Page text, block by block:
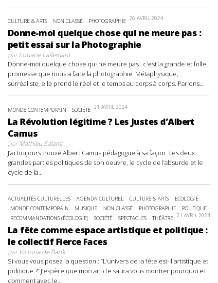
CULTURE & ARTS NON CLASSÉ PHOTOGRAPHIE 26 AVRIL 2024
Donne-moi quelque chose qui ne meure pas :
petit essai sur la Photographie
parLouane Lallemant
Donne-moi quelque chose qui ne meure pas : c'est la grande et folle
promesse que nous a faite la photographie. Métaphysique,
surréaliste, elle prend le réel et le temps au corps à corps. Parlons...
MONDE CONTEMPORAIN SOCIÉTÉ 21 AVRIL 2024
La Révolution légitime ? Les Justes d’Albert
Camus
parMathieu Salami
J’ai toujours trouvé Albert Camus pédagogue à sa façon. Les deux
grandes parties politiques de son oeuvre, le cycle de l’absurde et le
cycle de la...
ACTUALITÉS CULTURELLES AGENDA CULTUREL CULTURE & ARTS
ECOLOGIE
MONDE CONTEMPORAIN
MUSIQUE NON CLASSÉ PHOTOGRAPHIE
POLITIQUE
RECOMMANDATIONS (ÉCOLOGIE)
SOCIÉTÉ SPECTACLES THÉÂTRE 21 AVRIL 2024
La fête comme espace artistique et politique :
le collectif Fierce Faces
parVictoria de Bank
Si vous vous posez la question : “L’univers de la fête est-il artistique et
politique ?” J’espère que mon article saura vous montrer pourquoi et
comment avec le...